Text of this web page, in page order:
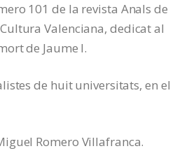
101 de la revista Anals de
Valenciana, dedicat al
de Jaume I.
de huit universitats, en el
Romero Villafranca.